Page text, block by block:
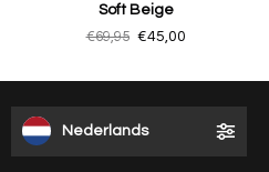
Soft Beige
€69,95 €45,00
Nederlands